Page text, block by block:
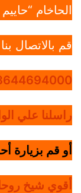
الحاخام
قم بالاتصال
راسلنا علي
أو قم بزيارة
أقوي شيخ